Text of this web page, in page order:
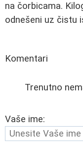
na čorbicama.
odnešeni uz čistu
Komentari
Trenutno
Vaše ime: